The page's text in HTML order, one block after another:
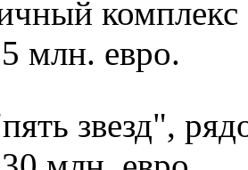
млн. евро.
звезд",